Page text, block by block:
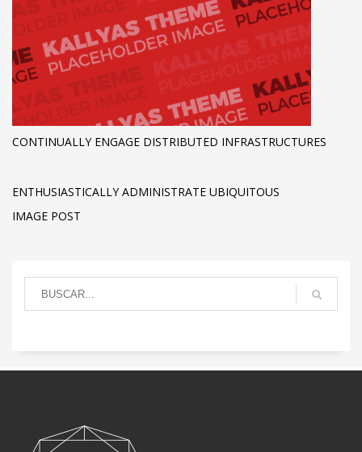
CONTINUALLY ENGAGE DISTRIBUTED INFRASTRUCTURES
ENTHUSIASTICALLY ADMINISTRATE UBIQUITOUS
IMAGE POST